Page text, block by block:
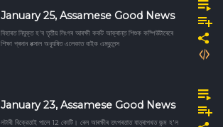
January 25, Assamese Good News
বিহাৰত নিযুক্ত হ'ব তৃতীয় লিংগৰ আৰক্ষী কৰ্কট আক্ৰান্ত শিশুক কম্পিউটাৰেৰে
শিক্ষা প্ৰদান নক্সাল অধ্যূষিত এলেকাত বাইক এম্বুলেন্স
January 23, Assamese Good News
লটাৰী বিক্রেতাই পালে 12 কোটি। ৰেল আৰক্ষীৰ তৎপৰতাত যাত্ৰাপথত জন্ম হ'ল